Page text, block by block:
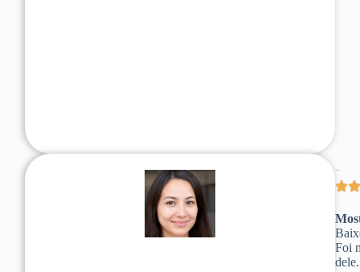
Foi